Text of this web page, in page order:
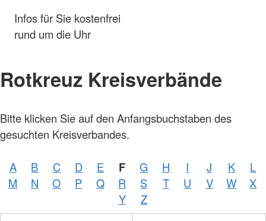
Infos für Sie kostenfrei
rund um die Uhr
Rotkreuz Kreisverbände
Bitte klicken Sie auf den Anfangsbuchstaben des
gesuchten Kreisverbandes.
A B C D E F G H I J K
L
M
N O P Q R S T U V W
X
Y
Z